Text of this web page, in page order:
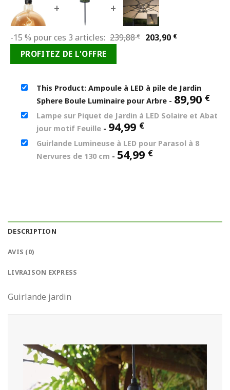
+ +
-15 % pour ces 3 articles: 239,88€
Le
239,88 €.
203,90 €Le
203,90 €.
PROFITEZ DE L'OFFRE
This Product: Ampoule à LED à pile de Jardin
Sphere Boule Luminaire pour Arbre - 89,90 €
Lampe sur Piquet de Jardin à LED Solaire et Abat
jour motif Feuille - 94,99 €
Guirlande Lumineuse à LED pour Parasol à 8
Nervures de 130 cm - 54,99 €
DESCRIPTION
AVIS (0)
LIVRAISON EXPRESS
Guirlande jardin